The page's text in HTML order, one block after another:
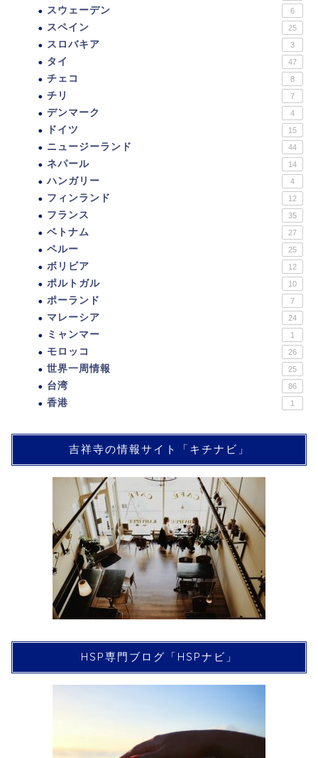
スウェーデン 6
スペイン 25
スロバキア 3
タイ 47
チェコ 8
チリ 7
デンマーク 4
ドイツ 15
ニュージーランド 44
ネパール 14
ハンガリー 4
フィンランド 12
フランス 35
ベトナム 27
ペルー 25
ボリビア 12
ポルトガル 10
ポーランド 7
マレーシア 24
ミャンマー 1
モロッコ 26
世界一周情報 25
台湾 86
香港 1
吉祥寺の情報サイト「キチナビ」
HSP専門ブログ「HSPナビ」